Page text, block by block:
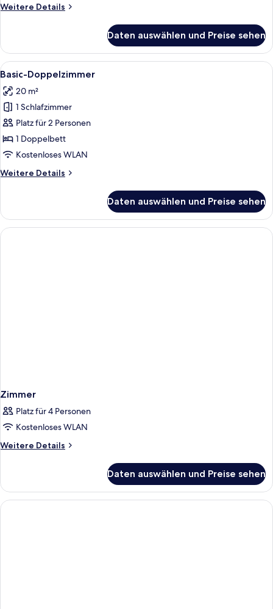
Weitere Details
Weitere
Zweibettzimmer
Daten auswählen und Preise sehen
Alle
Fotos
für
Basic-
Doppelzimmer
anzeigen
Ein Hotelzimmer mit Bett, Fenster
21
Basic-Doppelzimmer
20 m²
1 Schlafzimmer
Platz für 2 Personen
1 Doppelbett
Kostenloses WLAN
Weitere Details
Weitere
Doppelzimmer
Daten auswählen und Preise sehen
Zimmer
Platz für 4 Personen
Kostenloses WLAN
Weitere Details
Weitere
Daten auswählen und Preise sehen